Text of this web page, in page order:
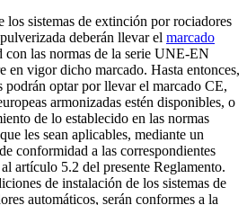
los sistemas de extinción por rociadores
deberán llevar el marcado
con las normas de la serie UNE-EN
en vigor dicho marcado. Hasta entonces,
podrán optar por llevar el marcado CE,
armonizadas estén disponibles, o
de lo establecido en las normas
les sean aplicables, mediante un
conformidad a las correspondientes
artículo 5.2 del presente Reglamento.
de instalación de los sistemas de
automáticos, serán conformes a la